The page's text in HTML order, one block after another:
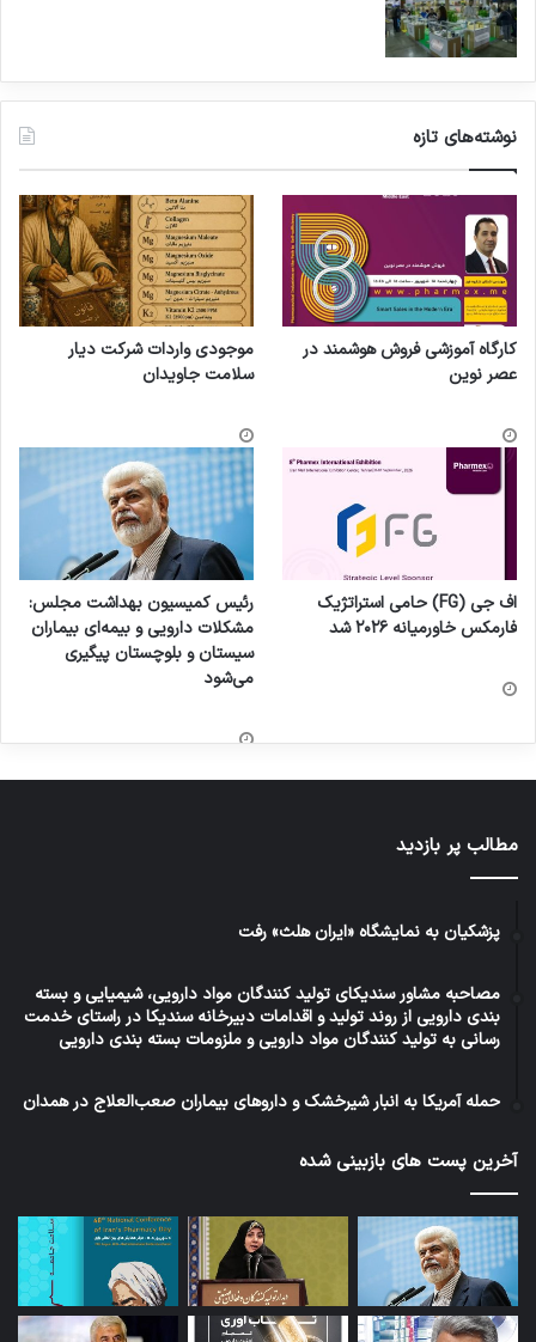
نوشته‌های تازه
کارگاه آموزشی فروش هوشمند در
عصر نوین
موجودی واردات شرکت دیار
سلامت جاویدان
اف جی (FG) حامی استراتژیک
فارمکس خاورمیانه ۲۰۲۶ شد
رئیس کمیسیون بهداشت مجلس:
مشکلات دارویی و بیمه‌ای بیماران
سیستان و بلوچستان پیگیری
می‌شود
مطالب پر بازدید
پزشکیان به نمایشگاه «ایران هلث» رفت
مصاحبه مشاور سندیکای تولید کنندگان مواد دارویی، شیمیایی و بسته
بندی دارویی از روند تولید و اقدامات دبیرخانه سندیکا در راستای خدمت
رسانی به تولید کنندگان مواد دارویی و ملزومات بسته بندی دارویی
حمله آمریکا به انبار شیرخشک و داروهای بیماران صعب‌العلاج در همدان
آخرین پست های بازبینی شده